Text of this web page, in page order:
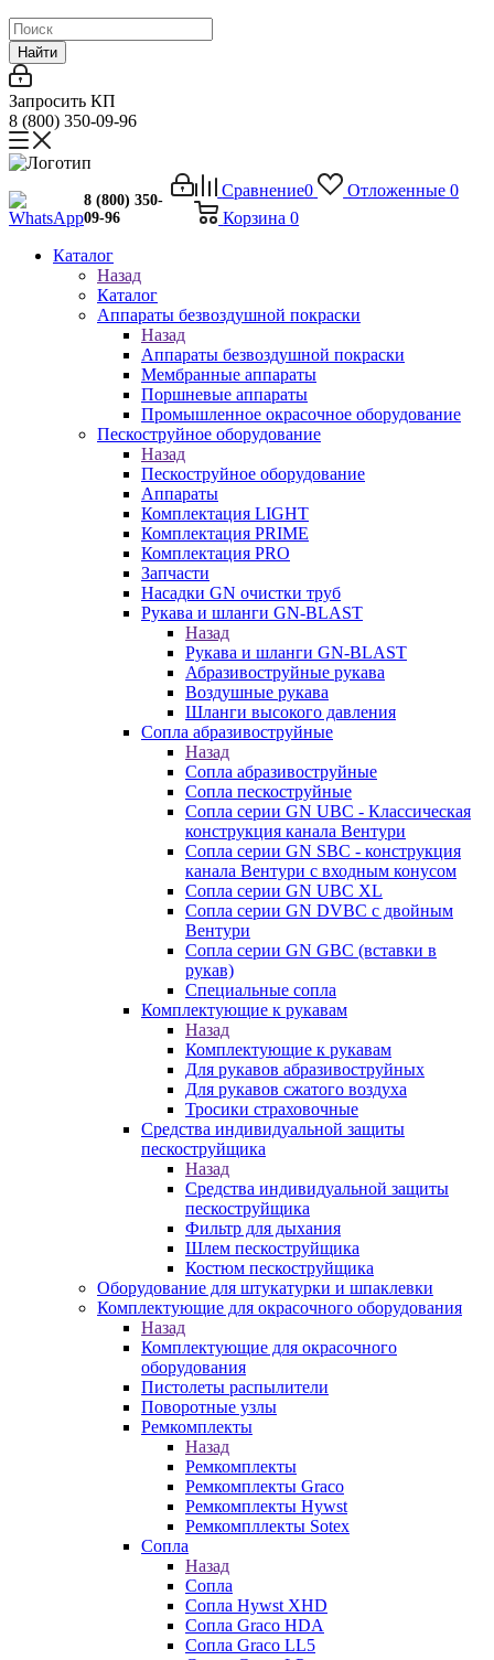
Найти
Запросить КП
8 (800) 350-09-96
Сравнение0 Отложенные 0
Корзина 0
8 (800) 350-
09-96
Каталог
Назад
Каталог
Аппараты безвоздушной покраски
Назад
Аппараты безвоздушной покраски
Мембранные аппараты
Поршневые аппараты
Промышленное окрасочное оборудование
Пескоструйное оборудование
Назад
Пескоструйное оборудование
Аппараты
Комплектация LIGHT
Комплектация PRIME
Комплектация PRO
Запчасти
Насадки GN очистки труб
Рукава и шланги GN-BLAST
Назад
Рукава и шланги GN-BLAST
Абразивоструйные рукава
Воздушные рукава
Шланги высокого давления
Сопла абразивоструйные
Назад
Сопла абразивоструйные
Сопла пескоструйные
Сопла серии GN UBC - Классическая
конструкция канала Вентури
Сопла серии GN SBC - конструкция
канала Вентури c входным конусом
Сопла серии GN UBC XL
Сопла серии GN DVBC с двойным
Вентури
Сопла серии GN GBC (вставки в
рукав)
Специальные сопла
Комплектующие к рукавам
Назад
Комплектующие к рукавам
Для рукавов абразивоструйных
Для рукавов сжатого воздуха
Тросики страховочные
Средства индивидуальной защиты
пескоструйщика
Назад
Средства индивидуальной защиты
пескоструйщика
Фильтр для дыхания
Шлем пескоструйщика
Костюм пескоструйщика
Оборудование для штукатурки и шпаклевки
Комплектующие для окрасочного оборудования
Назад
Комплектующие для окрасочного
оборудования
Пистолеты распылители
Поворотные узлы
Ремкомплекты
Назад
Ремкомплекты
Ремкомплекты Graco
Ремкомплекты Hywst
Ремкомпллекты Sotex
Сопла
Назад
Сопла
Сопла Hywst XHD
Сопла Graco HDA
Сопла Graco LL5